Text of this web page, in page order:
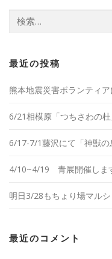
索:
最近の投稿
熊本地震災害ボランティア
6/21相模原「つちさわの
6/17-7/1藤沢にて「神獣の
4/10~4/19 青展開催しま
明日3/28もちょり場マルシ
最近のコメント